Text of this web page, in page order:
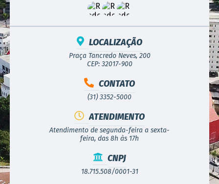
LOCALIZAÇÃO
Praça Tancredo Neves, 200
CEP: 32017-900
CONTATO
(31) 3352-5000
ATENDIMENTO
Atendimento de segunda-feira a sexta-
feira, das 8h às 17h
CNPJ
18.715.508/0001-31